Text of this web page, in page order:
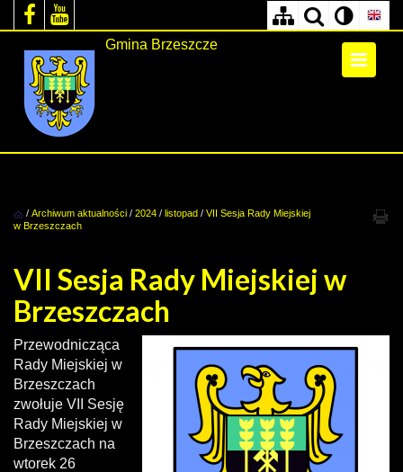
Gmina Brzeszcze
/ Archiwum aktualności / 2024 / listopad / VII Sesja Rady Miejskiej
w Brzeszczach
VII Sesja Rady Miejskiej w
Brzeszczach
Przewodnicząca
Rady Miejskiej w
Brzeszczach
zwołuje VII Sesję
Rady Miejskiej w
Brzeszczach na
wtorek 26